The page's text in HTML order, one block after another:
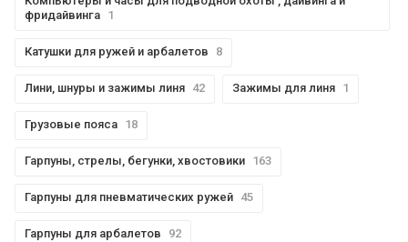
фридайвинга 1
Катушки для ружей и арбалетов 8
Лини, шнуры и зажимы линя 42 Зажимы для линя 1
Грузовые пояса 18
Гарпуны, стрелы, бегунки, хвостовики 163
Гарпуны для пневматических ружей 45
Гарпуны для арбалетов 92